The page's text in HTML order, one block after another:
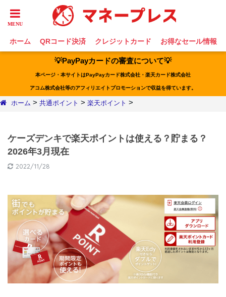
ホーム QRコード決済 クレジットカード お得なセール情報
💡PayPayカードの審査について💡
本ページ・本サイトはPayPayカード株式会社・楽天カード株式会社
アコム株式会社等のアフィリエイトプロモーションで収益を得ています。
ホーム > 共通ポイント > 楽天ポイント >
ケーズデンキで楽天ポイントは使える？貯まる？
2026年3月現在
2022/11/28